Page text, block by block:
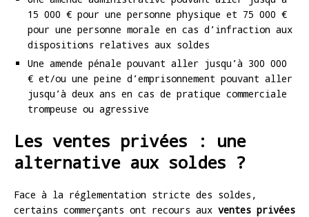
15 000 € pour une personne physique et 75 000 €
pour une personne morale en cas d’infraction aux
dispositions relatives aux soldes
Une amende pénale pouvant aller jusqu’à 300 000
€ et/ou une peine d’emprisonnement pouvant aller
jusqu’à deux ans en cas de pratique commerciale
trompeuse ou agressive
Les ventes privées : une
alternative aux soldes ?
Face à la réglementation stricte des soldes,
certains commerçants ont recours aux ventes privées